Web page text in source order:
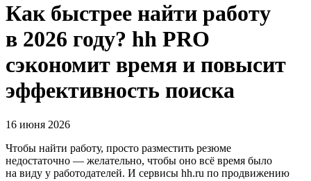
Как быстрее найти работу
в 2026 году? hh PRO
сэкономит время и повысит
эффективность поиска
16 июня 2026
Чтобы найти работу, просто разместить резюме
недостаточно — желательно, чтобы оно всё время было
на виду у работодателей. И сервисы hh.ru по продвижению